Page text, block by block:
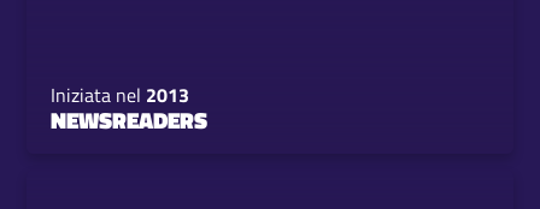
Iniziata nel 2013
NEWSREADERS